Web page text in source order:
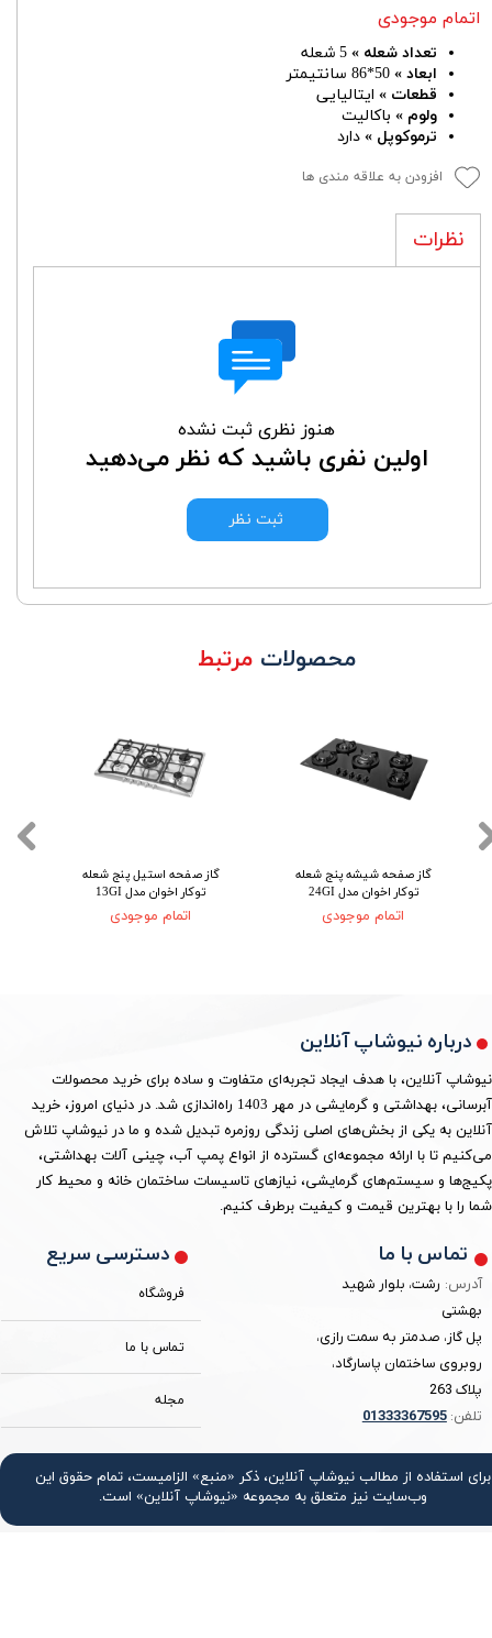
اتمام موجودی
تعداد شعله » 5 شعله
ابعاد »
قطعات » ایتالیایی
ولوم » باکالیت
ترموکوپل » دارد
افزودن به علاقه مندی ها
نظرات
هنوز نظری ثبت نشده
اولین نفری باشید که نظر می‌دهید
ثبت نظر
گاز صفحه استیل پنج شعله
توکار اخوان مدل 13GI
اتمام موجودی
گاز صفحه شیشه پنج شعله
توکار اخوان مدل 24GI
اتمام موجودی
محصولات مرتبط
برای استفاده از مطالب نیوشاپ آنلاین، ذکر «منبع» الزامیست، تمام حقوق اين
وب‌سايت نیز متعلق به مجموعه «نیوشاپ آنلاین» است.
درباره نیوشاپ آنلاین
نیوشاپ آنلاین، با هدف ایجاد تجربه‌ای متفاوت و ساده برای خرید محصولات
آبرسانی، بهداشتی و گرمایشی در مهر 1403 راه‌اندازی شد. در دنیای امروز، خرید
آنلاین به یکی از بخش‌های اصلی زندگی روزمره تبدیل شده و ما در نیوشاپ تلاش
می‌کنیم تا با ارائه مجموعه‌ای گسترده از انواع پمپ آب، چینی آلات بهداشتی،
پکیج‌ها و سیستم‌های گرمایشی، نیازهای تاسیسات ساختمان خانه و محیط کار
شما را با بهترین قیمت و کیفیت برطرف کنیم.
دسترسی سریع
فروشگاه
تماس با ما
مجله
تماس با ما
آدرس: رشت، بلوار شهید
بهشتی
پل گاز، صدمتر به سمت رازی،
روبروی ساختمان پاسارگاد،
پلاک 263
تلفن:
01333367595